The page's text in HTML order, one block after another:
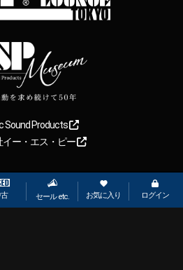
セール etc. お気に入り ログイン
Sound Products
イー・エス・ピー
オンラインマーケット(ギター＆
All rights reserved.